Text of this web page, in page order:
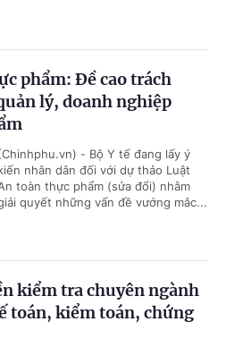
phẩm: Đề cao trách
lý, doanh nghiệp
- Bộ Y tế đang lấy ý
nhân dân đối với dự thảo Luật
toàn thực phẩm (sửa đổi) nhằm
quyết những vấn đề vướng mắc...
kiểm tra chuyên ngành
toán, kiểm toán, chứng